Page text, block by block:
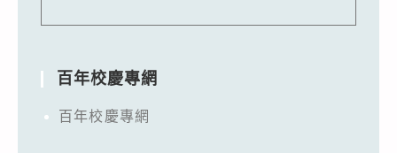
百年校慶專網
百年校慶專網